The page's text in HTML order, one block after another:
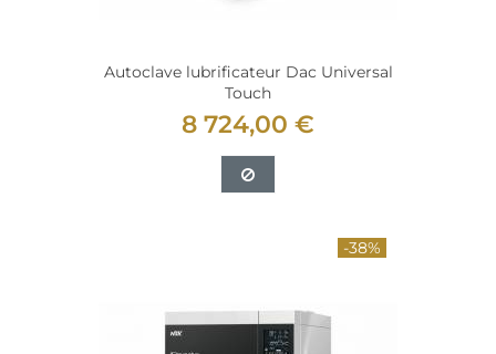
Autoclave lubrificateur Dac Universal
Touch
8 724,00 €
-38%